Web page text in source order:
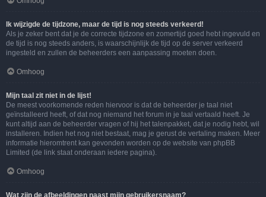
Ik wijzigde de tijdzone, maar de tijd is nog steeds verkeerd!
Als je zeker bent dat je de correcte tijdzone en zomertijd goed hebt ingevuld en
de tijd is nog steeds anders, is waarschijnlijk de tijd op de server verkeerd
ingesteld en zullen de beheerders een aanpassing moeten doen.
Omhoog
Mijn taal zit niet in de lijst!
De meest voorkomende reden hiervoor is dat de beheerder je taal niet
geïnstalleerd heeft, of dat nog niemand het forum in je taal vertaald heeft. Je
kunt altijd aan de beheerder vragen of hij het talenpakket, dat je nodig hebt, wil
installeren. Indien het nog niet bestaat, mag je gerust de vertaling maken. Meer
informatie hieromtrent kan gevonden worden op de website van phpBB
Limited (de link staat onderaan iedere pagina).
Omhoog
Wat zijn de afbeeldingen naast mijn gebruikersnaam?